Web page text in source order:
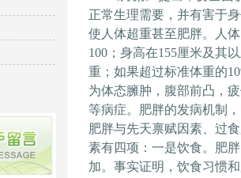
正常生理需要，并有害于
使人体超重甚至肥胖。人
100 ；身高在155厘米及其
重；如果超过标准体重的
为体态臃肿，腹部前凸，
等病症。肥胖的发病机制
肥胖与先天禀赋因素、过
素有四项：一是饮食。肥
加。事实证明，饮食习惯